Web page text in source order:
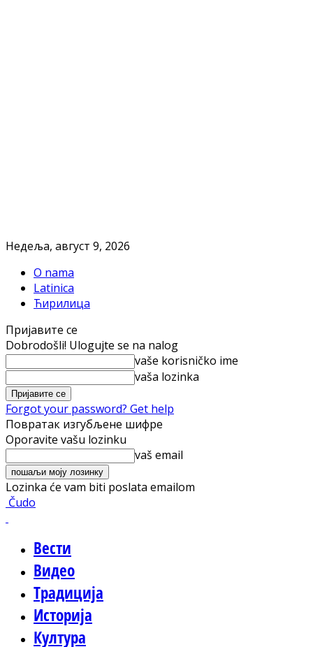
Недеља, август 9, 2026
O nama
Latinica
Ћирилица
Пријавите се
Dobrodošli! Ulogujte se na nalog
vaše korisničko ime
vaša lozinka
Forgot your password? Get help
Повратак изгубљене шифре
Oporavite vašu lozinku
vaš email
Lozinka će vam biti poslata emailom
Čudo
Вести
Видео
Традиција
Историја
Култура